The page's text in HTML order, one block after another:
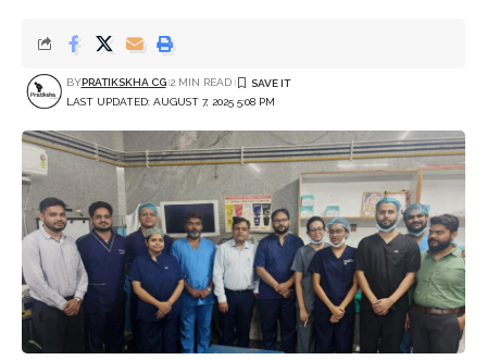
LAST UPDATED: AUGUST 7, 2025 5:08 PM
BYPRATIKSKHA CG 2 MIN READ